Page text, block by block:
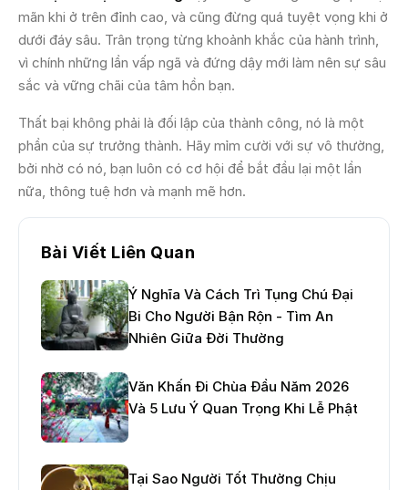
mãn khi ở trên đỉnh cao, và cũng đừng quá tuyệt vọng khi ở
dưới đáy sâu. Trân trọng từng khoảnh khắc của hành trình,
vì chính những lần vấp ngã và đứng dậy mới làm nên sự sâu
sắc và vững chãi của tâm hồn bạn.
Thất bại không phải là đối lập của thành công, nó là một
phần của sự trưởng thành. Hãy mỉm cười với sự vô thường,
bởi nhờ có nó, bạn luôn có cơ hội để bắt đầu lại một lần
nữa, thông tuệ hơn và mạnh mẽ hơn.
Bài Viết Liên Quan
Ý Nghĩa Và Cách Trì Tụng Chú Đại
Bi Cho Người Bận Rộn - Tìm An
Nhiên Giữa Đời Thường
Văn Khấn Đi Chùa Đầu Năm 2026
Và 5 Lưu Ý Quan Trọng Khi Lễ Phật
Tại Sao Người Tốt Thường Chịu